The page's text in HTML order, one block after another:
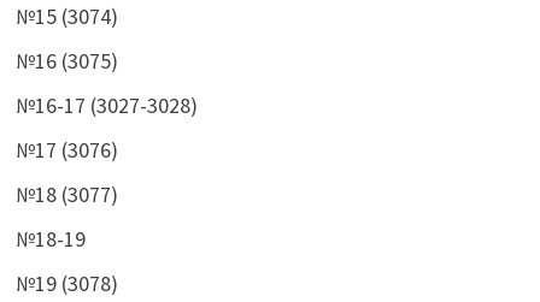
№15 (3074)
№16 (3075)
№16-17 (3027-3028)
№17 (3076)
№18 (3077)
№18-19
№19 (3078)